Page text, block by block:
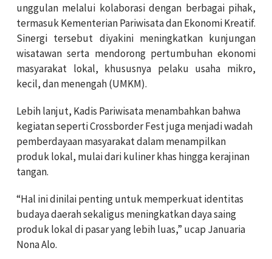
unggulan melalui kolaborasi dengan berbagai pihak,
termasuk Kementerian Pariwisata dan Ekonomi Kreatif.
Sinergi tersebut diyakini meningkatkan kunjungan
wisatawan serta mendorong pertumbuhan ekonomi
masyarakat lokal, khususnya pelaku usaha mikro,
kecil, dan menengah (UMKM).
Lebih lanjut, Kadis Pariwisata menambahkan bahwa
kegiatan seperti Crossborder Fest juga menjadi wadah
pemberdayaan masyarakat dalam menampilkan
produk lokal, mulai dari kuliner khas hingga kerajinan
tangan.
“Hal ini dinilai penting untuk memperkuat identitas
budaya daerah sekaligus meningkatkan daya saing
produk lokal di pasar yang lebih luas,” ucap Januaria
Nona Alo.